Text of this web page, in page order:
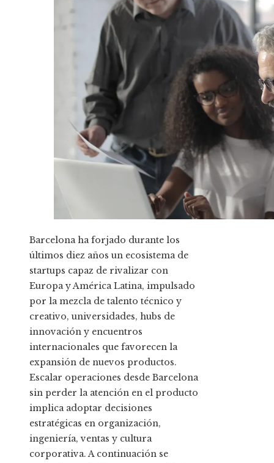
Barcelona ha forjado durante los
últimos diez años un ecosistema de
startups capaz de rivalizar con
Europa y América Latina, impulsado
por la mezcla de talento técnico y
creativo, universidades, hubs de
innovación y encuentros
internacionales que favorecen la
expansión de nuevos productos.
Escalar operaciones desde Barcelona
sin perder la atención en el producto
implica adoptar decisiones
estratégicas en organización,
ingeniería, ventas y cultura
corporativa. A continuación se